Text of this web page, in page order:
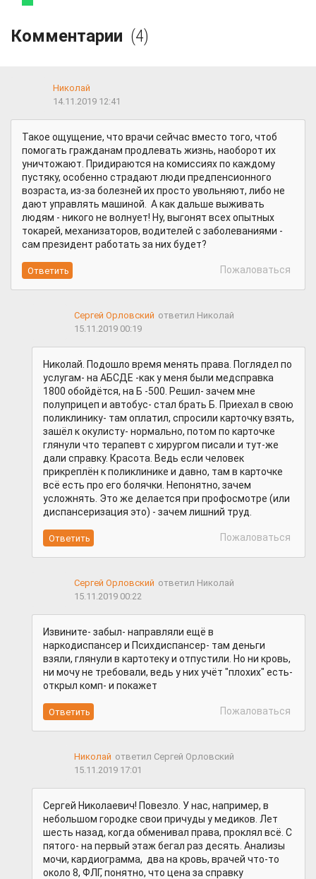
Комментарии (4)
Николай
14.11.2019 12:41
Такое ощущение, что врачи сейчас вместо того, чтоб
помогать гражданам продлевать жизнь, наоборот их
уничтожают. Придираются на комиссиях по каждому
пустяку, особенно страдают люди предпенсионного
возраста, из-за болезней их просто увольняют, либо не
дают управлять машиной. А как дальше выживать
людям - никого не волнует! Ну, выгонят всех опытных
токарей, механизаторов, водителей с заболеваниями -
сам президент работать за них будет?
Пожаловаться
Сергей Орловский ответил Николай
15.11.2019 00:19
Николай. Подошло время менять права. Поглядел по
услугам- на АБСДЕ -как у меня были медсправка
1800 обойдётся, на Б -500. Решил- зачем мне
полуприцеп и автобус- стал брать Б. Приехал в свою
поликлинику- там оплатил, спросили карточку взять,
зашёл к окулисту- нормально, потом по карточке
глянули что терапевт с хирургом писали и тут-же
дали справку. Красота. Ведь если человек
прикреплён к поликлинике и давно, там в карточке
всё есть про его болячки. Непонятно, зачем
усложнять. Это же делается при профосмотре (или
диспансеризация это) - зачем лишний труд.
Пожаловаться
Сергей Орловский ответил Николай
15.11.2019 00:22
Извините- забыл- направляли ещё в
наркодиспансер и Психдиспансер- там деньги
взяли, глянули в картотеку и отпустили. Но ни кровь,
ни мочу не требовали, ведь у них учёт "плохих" есть-
открыл комп- и покажет
Пожаловаться
Николай ответил Сергей Орловский
15.11.2019 17:01
Сергей Николаевич! Повезло. У нас, например, в
небольшом городке свои причуды у медиков. Лет
шесть назад, когда обменивал права, проклял всё. С
пятого- на первый этаж бегал раз десять. Анализы
мочи, кардиограмма, два на кровь, врачей что-то
около 8, ФЛГ, понятно, что цена за справку